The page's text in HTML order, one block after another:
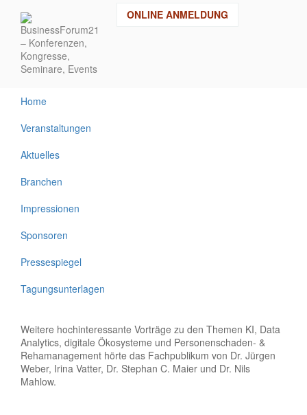
Inhalt
ONLINE ANMELDUNG
Home
Veranstaltungen
Aktuelles
Branchen
Impressionen
Sponsoren
Pressespiegel
Tagungsunterlagen
Weitere hochinteressante Vorträge zu den Themen KI, Data
Analytics, digitale Ökosysteme und Personenschaden- &
Rehamanagement hörte das Fachpublikum von Dr. Jürgen
Weber, Irina Vatter, Dr. Stephan C. Maier und Dr. Nils
Mahlow.